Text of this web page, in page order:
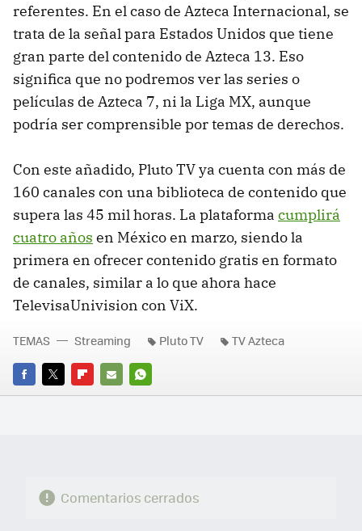
referentes. En el caso de Azteca Internacional, se
trata de la señal para Estados Unidos que tiene
gran parte del contenido de Azteca 13. Eso
significa que no podremos ver las series o
películas de Azteca 7, ni la Liga MX, aunque
podría ser comprensible por temas de derechos.
Con este añadido, Pluto TV ya cuenta con más de
160 canales con una biblioteca de contenido que
supera las 45 mil horas. La plataforma cumplirá
cuatro años en México en marzo, siendo la
primera en ofrecer contenido gratis en formato
de canales, similar a lo que ahora hace
TelevisaUnivision con ViX.
FACEBOOK
TWITTERFLIPBOARD
E-
WHATSAPP
TEMAS Streaming Pluto TV TV Azteca
Comentarios cerrados